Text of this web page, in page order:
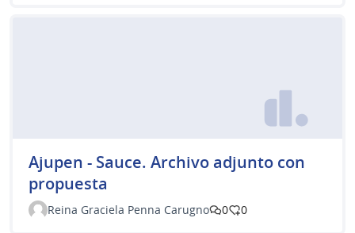
Ajupen - Sauce. Archivo adjunto con
propuesta
Reina Graciela Penna Carugno 0 0